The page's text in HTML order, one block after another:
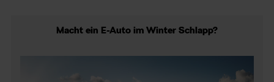
Macht ein E-Auto im Winter Schlapp?